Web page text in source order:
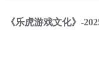
《乐虎游戏文化》-